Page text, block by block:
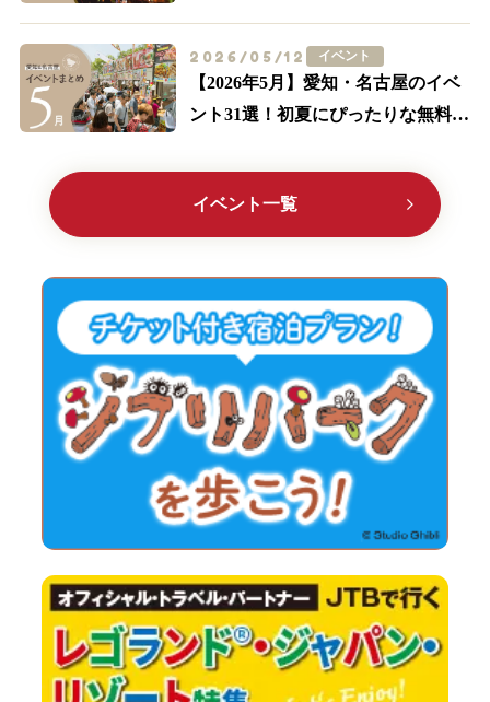
2026/05/12 イベント
【2026年5月】愛知・名古屋のイベ
ント31選！初夏にぴったりな無料の
イベント一覧